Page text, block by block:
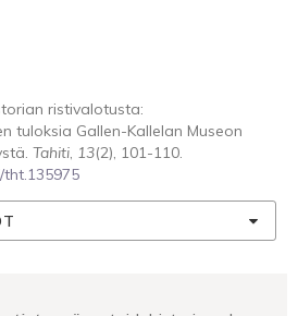
ristivalotusta:
tuloksia Gallen-Kallelan Museon
Tahiti, 13(2), 101-110.